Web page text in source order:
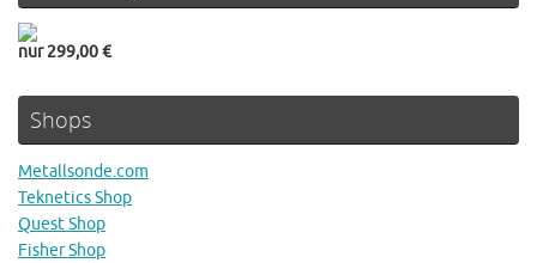
nur 299,00 €
Shops
Metallsonde.com
Teknetics Shop
Quest Shop
Fisher Shop